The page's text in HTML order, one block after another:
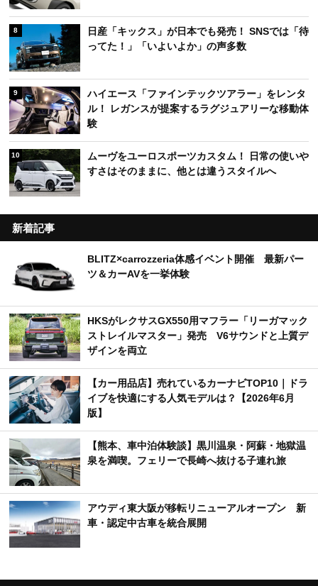
8
日産「キックス」が日本でも発売！ SNSでは「待
ってた！」「いよいよか」の声多数
9
ハイエース「ファインテックツアラー」をレンタ
ル！ レガンスが提案するラグジュアリーな移動体
験
10
ムーヴをユーロスポーツカスタム！ 日常の使いや
すさはそのままに、他とは違うスタイルへ
新着記事
BLITZ×carrozzeria体感イベント開催 最新パー
ツ＆カーAVを一挙体験
HKSがレクサスGX550用マフラー「リーガマック
ストレイルマスター」発売 V6サウンドと上質デ
ザインを両立
【カー用品店】売れているカーナビTOP10｜ドラ
イブを快適にする人気モデルは？【2026年6月
版】
【熊本、車中泊体験談】黒川温泉・阿蘇・地獄温
泉を満喫。フェリーで長崎へ抜ける子連れ旅
アウディ東大阪が移転リニューアルオープン 新
車・認定中古車を統合展開